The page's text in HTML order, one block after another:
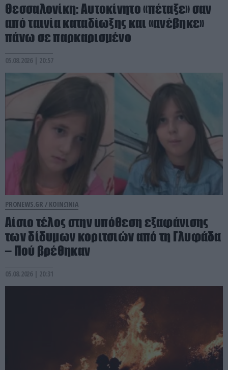
Θεσσαλονίκη: Αυτοκίνητο «πέταξε» σαν
από ταινία καταδίωξης και «ανέβηκε»
πάνω σε παρκαρισμένο
05.08.2026 | 20:57
PRONEWS.GR / ΚΟΙΝΩΝΙΑ
Αίσιο τέλος στην υπόθεση εξαφάνισης
των δίδυμων κοριτσιών από τη Γλυφάδα
– Πού βρέθηκαν
05.08.2026 | 20:31